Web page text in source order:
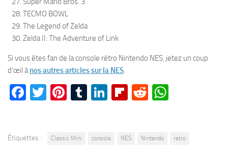
TECMO BOWL
The Legend of Zelda
Zelda II: The Adventure of Link
Si vous êtes fan de la console rétro Nintendo NES, jetez un coup
d’œil ànos autres articles sur la NES.
Facebook
Twitter
Pinterest
Tumblr
LinkedIn
Flipboard
Reddit
Étiquettes : Classic Mini console NES Nintendo retro